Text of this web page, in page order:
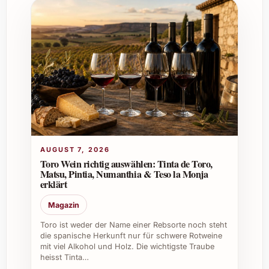
oder Präferenzen zu berücksichtigen.
Wo kann man Mariotti Surliè kaufen?
Mariotti Surliè ist in ausgewählten
Fachgeschäften, online bei spezialisierten
Anbietern und vereinzelt in Delikatess-
Märkten erhältlich. Onlinebestellungen bieten
oft eine bequeme und rasche Möglichkeit.
Welche Geschenktipps gibt es für Mariotti
Surliè?
Mariotti Surliè lässt sich hervorragend mit
edlen Weinen oder passenden Accessoires
kombinieren. Persönliche Geschenksets mit
saisonalen Akzenten eignen sich besonders
gut für liebevolle Überraschungen.
AUGUST 7, 2026
Toro Wein richtig auswählen: Tinta de Toro,
Matsu, Pintia, Numanthia & Teso la Monja
erklärt
Magazin
Toro ist weder der Name einer Rebsorte noch steht
die spanische Herkunft nur für schwere Rotweine
mit viel Alkohol und Holz. Die wichtigste Traube
heisst Tinta…